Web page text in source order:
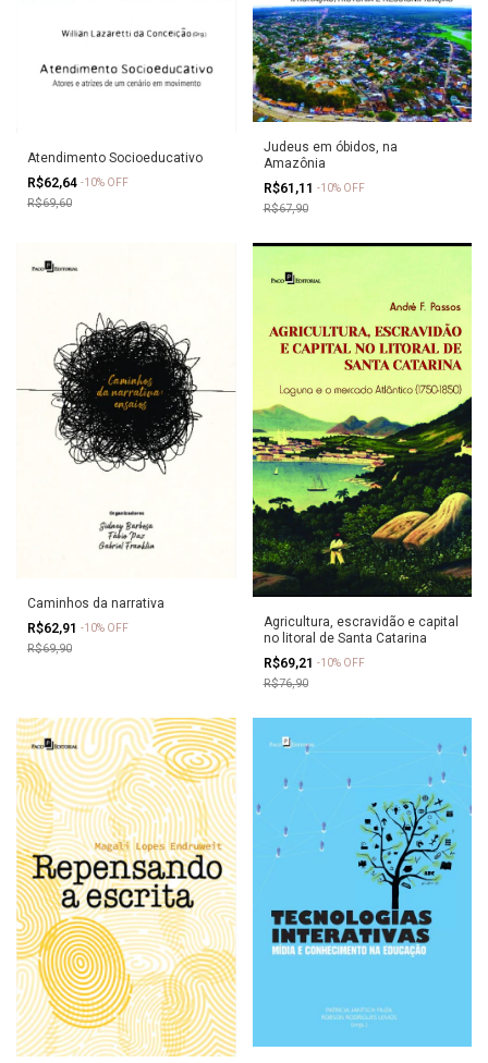
Atendimento Socioeducativo
R$62,64 -10% OFF
R$69,60
Judeus em óbidos, na
Amazônia
R$61,11 -10% OFF
R$67,90
Caminhos da narrativa
R$62,91 -10% OFF
R$69,90
Agricultura, escravidão e capital
no litoral de Santa Catarina
R$69,21 -10% OFF
R$76,90